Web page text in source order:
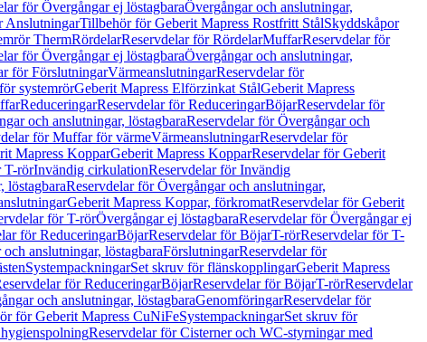
för Övergångar ej löstagbaraÖvergångar och anslutningar,
AnslutningarTillbehör för Geberit Mapress Rostfritt StålSkyddskåpor
ThermRördelarReservdelar för RördelarMuffarReservdelar för
för Övergångar ej löstagbaraÖvergångar och anslutningar,
för FörslutningarVärmeanslutningarReservdelar för
systemrörGeberit Mapress Elförzinkat StålGeberit Mapress
ReduceringarReservdelar för ReduceringarBöjarReservdelar för
och anslutningar, löstagbaraReservdelar för Övergångar och
för Muffar för värmeVärmeanslutningarReservdelar för
Mapress KopparGeberit Mapress KopparReservdelar för Geberit
T-rörInvändig cirkulationReservdelar för Invändig
löstagbaraReservdelar för Övergångar och anslutningar,
Geberit Mapress Koppar, förkromatReservdelar för Geberit
för T-rörÖvergångar ej löstagbaraReservdelar för Övergångar ej
för ReduceringarBöjarReservdelar för BöjarT-rörReservdelar för T-
anslutningar, löstagbaraFörslutningarReservdelar för
SystempackningarSet skruv för flänskopplingarGeberit Mapress
för ReduceringarBöjarReservdelar för BöjarT-rörReservdelar
och anslutningar, löstagbaraGenomföringarReservdelar för
för Geberit Mapress CuNiFeSystempackningarSet skruv för
Reservdelar för Cisterner och WC-styrningar med